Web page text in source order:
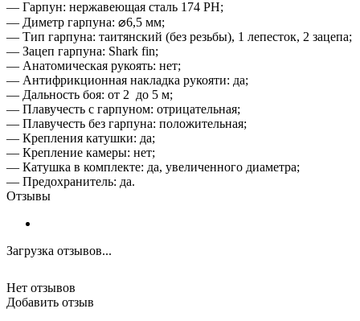
— Гарпун: нержавеющая сталь 174 PH;
— Диметр гарпуна: ⌀6,5 мм;
— Тип гарпуна: таитянский (без резьбы), 1 лепесток, 2 зацепа;
— Зацеп гарпуна: Shark fin;
— Анатомическая рукоять: нет;
— Антифрикционная накладка рукояти: да;
— Дальность боя: от 2 до 5 м;
— Плавучесть с гарпуном: отрицательная;
— Плавучесть без гарпуна: положительная;
— Крепления катушки: да;
— Крепление камеры: нет;
— Катушка в комплекте: да, увеличенного диаметра;
— Предохранитель: да.
Отзывы
Загрузка отзывов...
Нет отзывов
Добавить отзыв